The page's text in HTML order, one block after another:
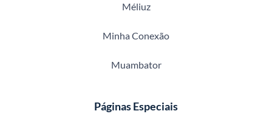
Méliuz
Minha Conexão
Muambator
Páginas Especiais